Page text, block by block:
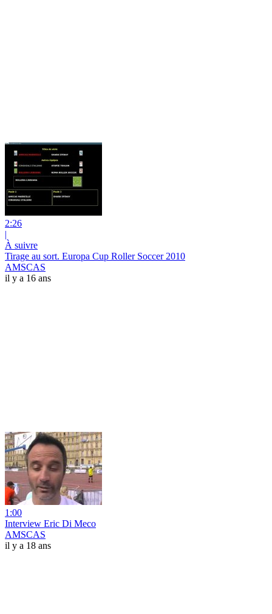
2:26
|
À suivre
Tirage au sort. Europa Cup Roller Soccer 2010
AMSCAS
il y a 16 ans
1:00
Interview Eric Di Meco
AMSCAS
il y a 18 ans